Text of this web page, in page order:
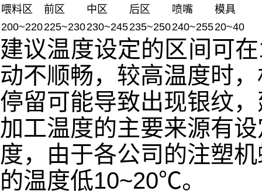
喂料区 前区 中区 后区 喷嘴
模具
200~220225~230230~245235~250240~25520~40
建议温度设定的区间可
动不顺畅，较高温度时
停留可能导致出现银纹
加工温度的主要来源有
度，由于各公司的注塑
的温度低10~20℃。